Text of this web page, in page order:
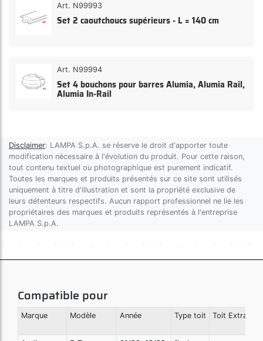
Art. N99993
Set 2 caoutchoucs supérieurs - L = 140 cm
Art. N99994
Set 4 bouchons pour barres Alumia, Alumia Rail,
Alumia In-Rail
Disclaimer: LAMPA S.p.A. se réserve le droit d'apporter toute
modification nécessaire à l'évolution du produit. Pour cette raison,
tout contenu textuel ou photographique est purement indicatif.
Toutes les marques et produits présentés sur ce site sont utilisés
uniquement à titre d'illustration et sont la propriété exclusive de
leurs détenteurs respectifs. Aucun rapport professionnel ne lie les
propriétaires des marques et produits représentés à l'entreprise
LAMPA S.p.A.
Compatible pour
Marque Modèle Année Type toit Toit Extra